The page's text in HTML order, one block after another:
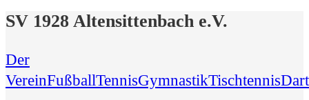
SV 1928 Altensittenbach e.V.
Der
VereinFußballTennisGymnastikTischtennis